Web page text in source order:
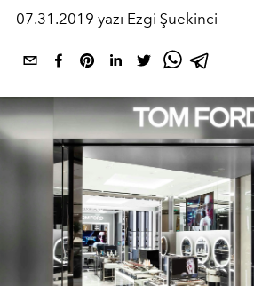
07.31.2019 yazı Ezgi Şuekinci